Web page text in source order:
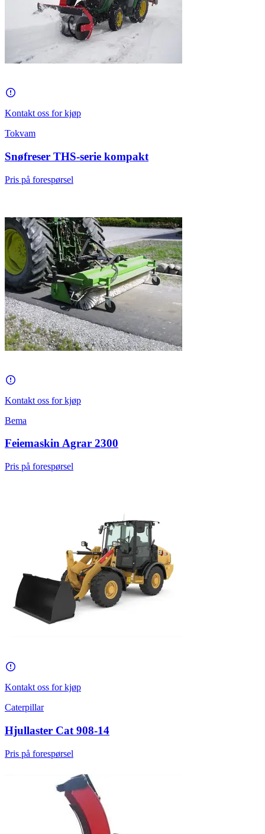
Kontakt oss for kjøp
Tokvam
Snøfreser THS-serie kompakt
Pris på forespørsel
Kontakt oss for kjøp
Bema
Feiemaskin Agrar 2300
Pris på forespørsel
Kontakt oss for kjøp
Caterpillar
Hjullaster Cat 908-14
Pris på forespørsel